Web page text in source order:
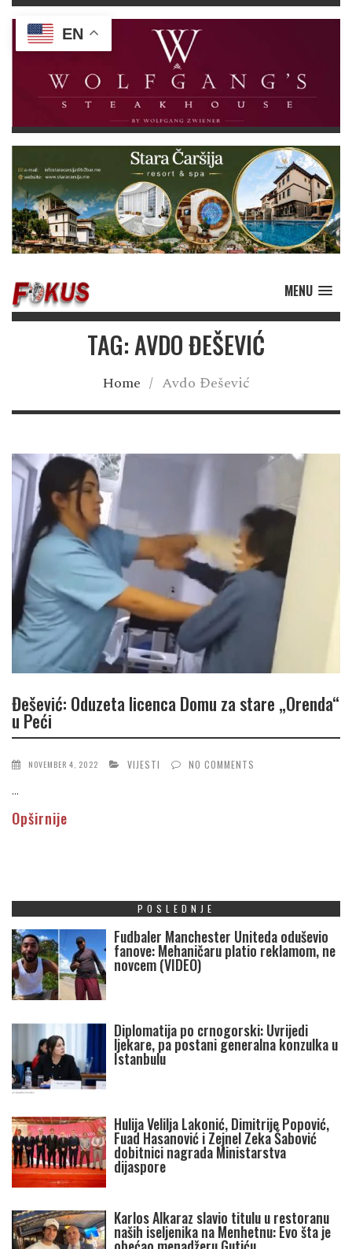
MENU
TAG: AVDO ĐEŠEVIĆ
Home / Avdo Đešević
Đešević: Oduzeta licenca Domu za stare „Orenda“
u Peći
NOVEMBER 4, 2022 VIJESTI NO COMMENTS
...
Opširnije
POSLEDNJE
Fudbaler Manchester Uniteda oduševio
fanove: Mehaničaru platio reklamom, ne
novcem (VIDEO)
Diplomatija po crnogorski: Uvrijedi
ljekare, pa postani generalna konzulka u
Istanbulu
Hulija Velilja Lakonić, Dimitrije Popović,
Fuad Hasanović i Zejnel Zeka Šabović
dobitnici nagrada Ministarstva
dijaspore
Karlos Alkaraz slavio titulu u restoranu
naših iseljenika na Menhetnu: Evo šta je
EN